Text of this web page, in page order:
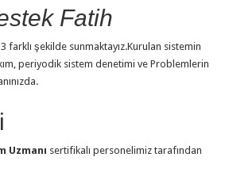
Fatih
farklı şekilde sunmaktayız.Kurulan sistemin
periyodik sistem denetimi ve Problemlerin
Uzmanı sertifikalı personelimiz tarafından